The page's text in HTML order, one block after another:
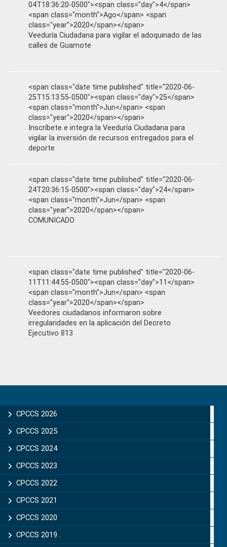
04T18:36:20-0500"><span class="day">4</span>
<span class="month">Ago</span> <span
class="year">2020</span></span>
Veeduría Ciudadana para vigilar el adoquinado de las
calles de Guamote
<span class="date time published" title="2020-06-
25T15:13:55-0500"><span class="day">25</span>
<span class="month">Jun</span> <span
class="year">2020</span></span>
Inscríbete e integra la Veeduría Ciudadana para
vigilar la inversión de recursos entregados para el
deporte
<span class="date time published" title="2020-06-
24T20:36:15-0500"><span class="day">24</span>
<span class="month">Jun</span> <span
class="year">2020</span></span>
COMUNICADO
<span class="date time published" title="2020-06-
11T11:44:55-0500"><span class="day">11</span>
<span class="month">Jun</span> <span
class="year">2020</span></span>
Veedores ciudadanos informaron sobre
irregularidades en la aplicación del Decreto
Ejecutivo 813
Sidebar
CPCCS 2026
CPCCS 2025
CPCCS 2024
CPCCS 2023
CPCCS 2022
CPCCS 2021
CPCCS 2020
CPCCS 2019 .